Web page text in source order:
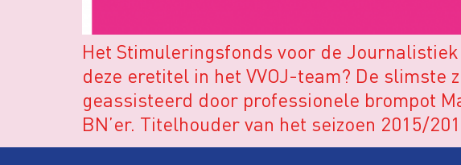
Het Stimuleringsfonds voor de
deze eretitel in het VVOJ-team? De slimste
geassisteerd door professionele brompot
BN’er. Titelhouder van het seizoen 2015/